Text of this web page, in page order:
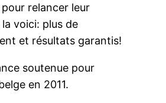
relancer leur
voici: plus de
et résultats garantis!
soutenue pour
en 2011.